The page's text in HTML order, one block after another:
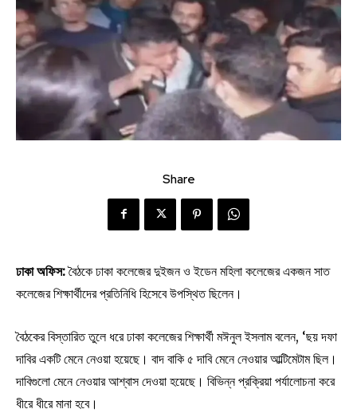
Share
ঢাকা অফিস:বৈঠকে ঢাকা কলেজের দুইজন ও ইডেন মহিলা কলেজের একজন সাত
কলেজের শিক্ষার্থীদের প্রতিনিধি হিসেবে উপস্থিত ছিলেন।
বৈঠকের বিস্তারিত তুলে ধরে ঢাকা কলেজের শিক্ষার্থী মঈনুল ইসলাম বলেন, ‘ছয় দফা
দাবির একটি মেনে নেওয়া হয়েছে। বাদ বাকি ৫ দাবি মেনে নেওয়ার আল্টিমেটাম ছিল।
দাবিগুলো মেনে নেওয়ার আশ্বাস দেওয়া হয়েছে। বিভিন্ন প্রক্রিয়া পর্যালোচনা করে
ধীরে ধীরে মানা হবে।